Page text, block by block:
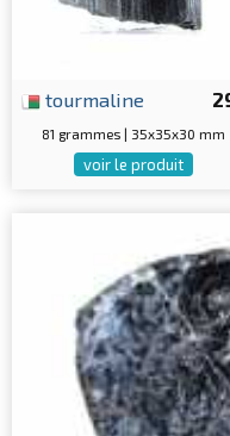
tourmaline
81 grammes | 35x35x30 mm
voir le produit